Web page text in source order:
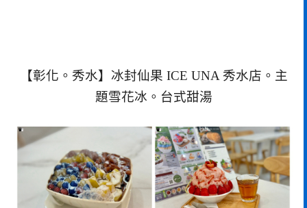
【彰化。秀水】冰封仙果 ICE UNA 秀水店。主
題雪花冰。台式甜湯